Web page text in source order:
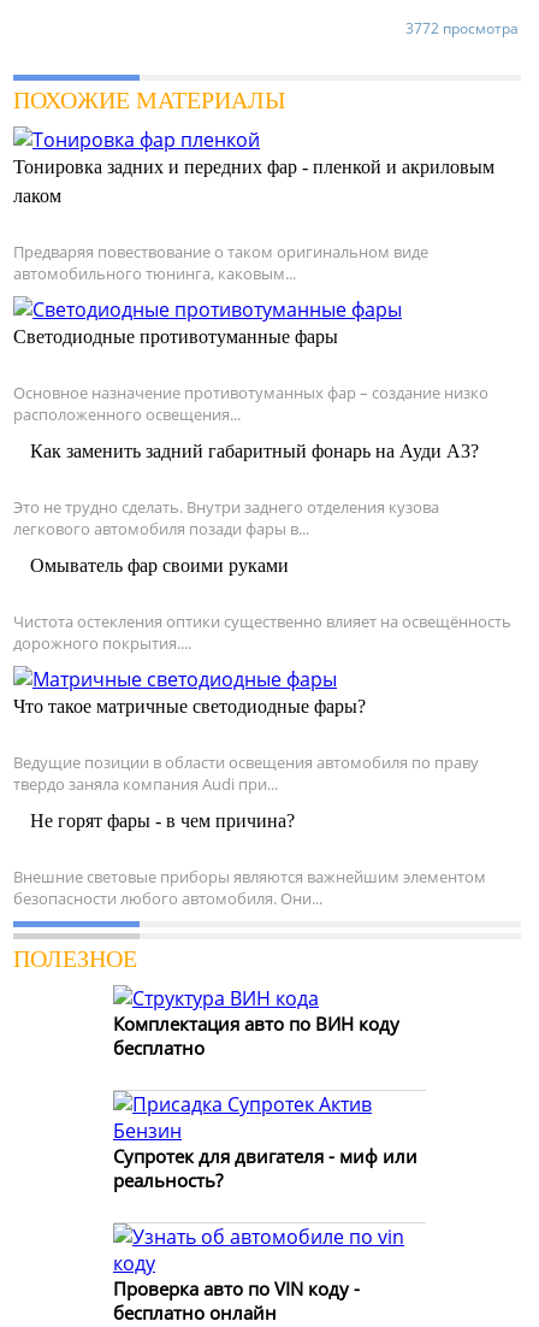
3772 просмотра
ПОХОЖИЕ МАТЕРИАЛЫ
Тонировка задних и передних фар - пленкой и акриловым
лаком
Предваряя повествование о таком оригинальном виде
автомобильного тюнинга, каковым...
Светодиодные противотуманные фары
Основное назначение противотуманных фар – создание низко
расположенного освещения...
Как заменить задний габаритный фонарь на Ауди А3?
Это не трудно сделать. Внутри заднего отделения кузова
легкового автомобиля позади фары в...
Омыватель фар своими руками
Чистота остекления оптики существенно влияет на освещённость
дорожного покрытия....
Что такое матричные светодиодные фары?
Ведущие позиции в области освещения автомобиля по праву
твердо заняла компания Audi при...
Не горят фары - в чем причина?
Внешние световые приборы являются важнейшим элементом
безопасности любого автомобиля. Они...
ПОЛЕЗНОЕ
Комплектация авто по ВИН коду
бесплатно
Супротек для двигателя - миф или
реальность?
Проверка авто по VIN коду -
бесплатно онлайн